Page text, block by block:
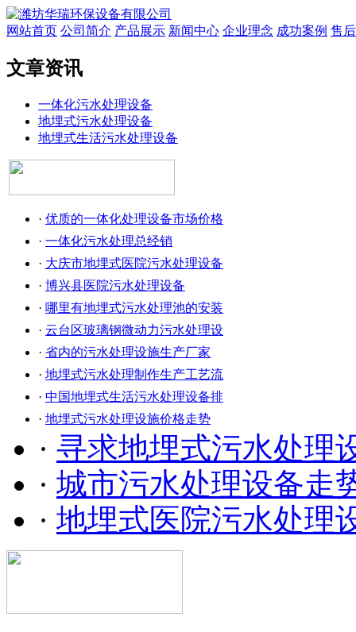
网站首页 公司简介 产品展示 新闻中心 企业理念 成功案例 售
文章资讯
一体化污水处理设备
地埋式污水处理设备
地埋式生活污水处理设备
· 优质的一体化处理设备市场价格
· 一体化污水处理总经销
· 大庆市地埋式医院污水处理设备
· 博兴县医院污水处理设备
· 哪里有地埋式污水处理池的安装
· 云台区玻璃钢微动力污水处理设
· 省内的污水处理设施生产厂家
· 地埋式污水处理制作生产工艺流
· 中国地埋式生活污水处理设备排
· 地埋式污水处理设施价格走势
· 寻求地埋式污水处理
· 城市污水处理设备走
· 地埋式医院污水处理